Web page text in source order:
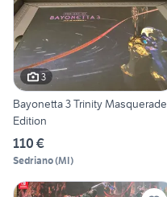
3
Bayonetta 3 Trinity Masquerade
Edition
110 €
Sedriano(MI)